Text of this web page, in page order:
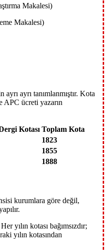
Makalesi)
Makalesi)
ayrı tanımlanmıştır. Kota
APC ücreti yazarın
Kotası Toplam Kota
1823
1855
1888
kurumlara göre değil,
Her yılın kotası bağımsızdır;
yılın kotasından